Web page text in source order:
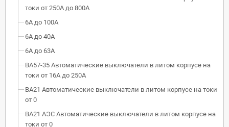
токи от 250А до 800А
6А до 100А
6А до 40А
6А до 63А
ВА57-35 Автоматические выключатели в литом корпусе на
токи от 16А до 250А
ВА21 Автоматические выключатели в литом корпусе на токи
от 0
ВА21 АЭС Автоматические выключатели в литом корпусе на
токи от 0